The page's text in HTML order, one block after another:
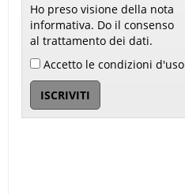
Ho preso visione della nota
informativa. Do il consenso
al trattamento dei dati.
Accetto le condizioni d'uso